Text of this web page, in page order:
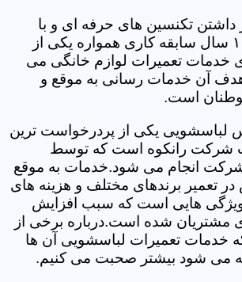
داشتن تکنسین های حرفه ای و با
تجربه با میانگین ۱۱ سال سابقه کاری همواره یکی از
خدمات تعمیرات لوازم خانگی می
هدف آن خدمات رسانی به موقع و
است.
لباسشویی یکی از پردرخواست ترین
شرکت رانکوه است که توسط
انجام می شود.خدمات به موقع
تعمیر برندهای مختلف و هزینه های
ویژگی هایی است که سبب افزایش
شده است.درباره برخی از
خدمات تعمیرات لباسشویی آن ها
می شود بیشتر صحبت می کنیم.